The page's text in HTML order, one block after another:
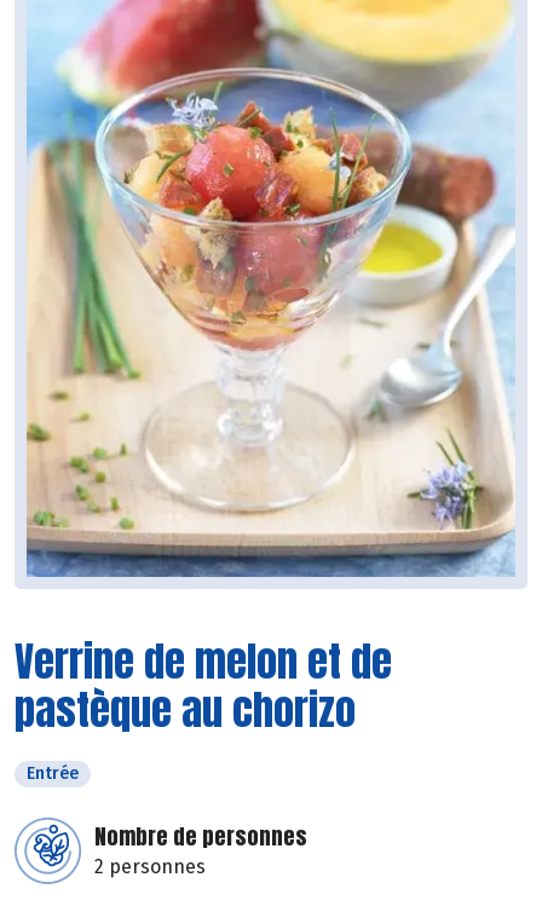
Verrine de melon et de
pastèque au chorizo
Entrée
Nombre de personnes
2 personnes